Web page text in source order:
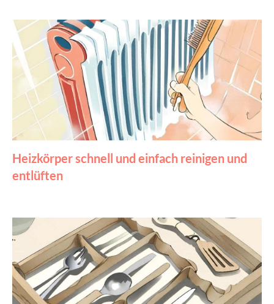
Heizkörper schnell und einfach reinigen und
entlüften